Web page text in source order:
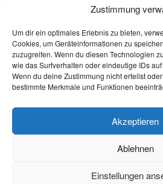
Zustimmung
Um dir ein optimales Erlebnis zu bieten,
Cookies, um Geräteinformationen zu
zuzugreifen. Wenn du diesen Technologien
wie das Surfverhalten oder eindeutige IDs
Wenn du deine Zustimmung nicht erteilst
bestimmte Merkmale und Funktionen
Akzeptieren
Ablehnen
Einstellungen